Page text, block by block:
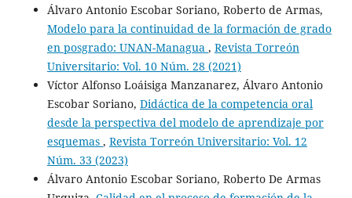
Álvaro Antonio Escobar Soriano, Roberto de Armas,
Modelo para la continuidad de la formación de grado
en posgrado: UNAN-Managua , Revista Torreón
Universitario: Vol. 10 Núm. 28 (2021)
Víctor Alfonso Loáisiga Manzanarez, Álvaro Antonio
Escobar Soriano, Didáctica de la competencia oral
desde la perspectiva del modelo de aprendizaje por
esquemas , Revista Torreón Universitario: Vol. 12
Núm. 33 (2023)
Álvaro Antonio Escobar Soriano, Roberto De Armas